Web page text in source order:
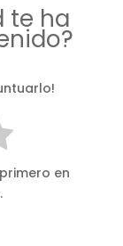
te ha
en